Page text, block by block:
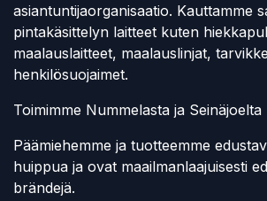
asiantuntijaorganisaatio. Kauttamme
pintakäsittelyn laitteet kuten
maalauslaitteet, maalauslinjat,
henkilösuojaimet.
Toimimme Nummelasta ja Seinäjoelta
Päämiehemme ja tuotteemme
huippua ja ovat maailmanlaajuisesti
brändejä.